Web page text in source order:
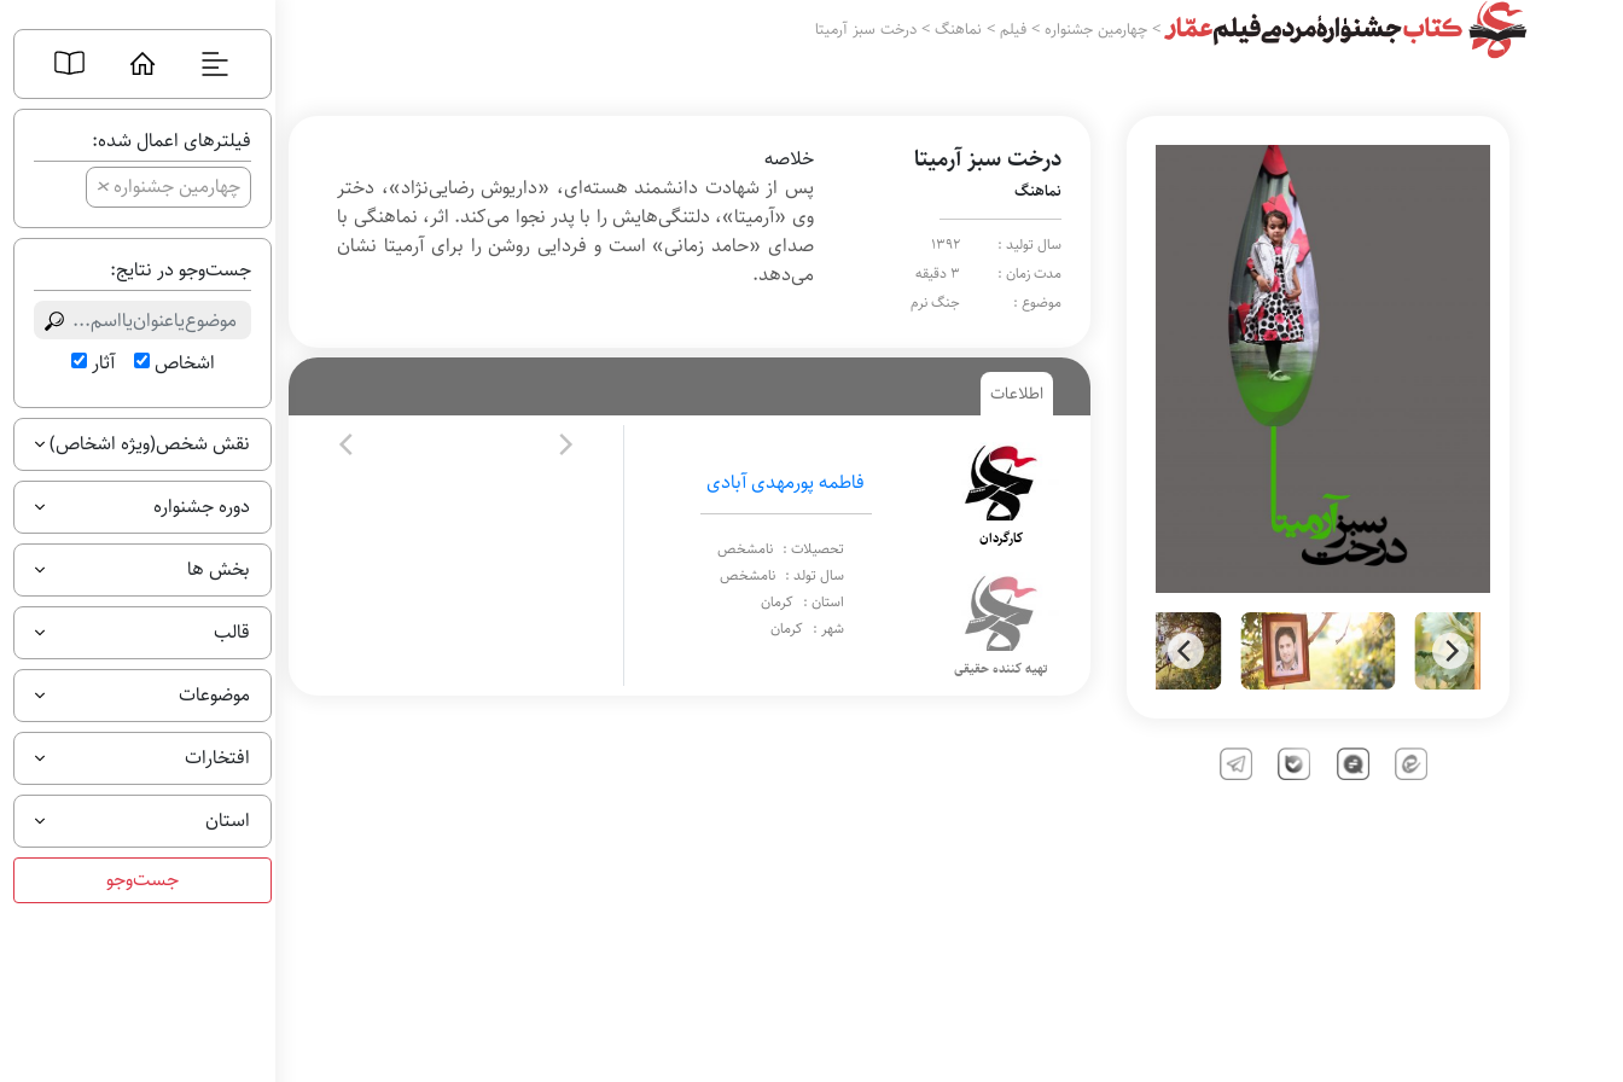
فیلترهای اعمال شده:
چهارمین جشنواره+
جست‌وجو در نتایج:
اشخاص آثار
نقش شخص(ویژه اشخاص)
دوره جشنواره
بخش ها
قالب
موضوعات
افتخارات
استان
>چهارمین جشنواره >فیلم > نماهنگ >درخت سبز آرمیتا
درخت سبز آرمیتا
نماهنگ
سال تولید :
1392
مدت زمان :
3 دقیقه
موضوع :
جنگ نرم
خلاصه
پس از شهادت دانشمند هسته‌ای، «داریوش رضایی‌نژاد»، دختر
وی «آرمیتا»، دلتنگی‌هایش را با پدر نجوا می‌کند. اثر، نماهنگی با
صدای «حامد زمانی» است و فردایی روشن را برای آرمیتا نشان
می‌دهد.
اطلاعات
کارگردان
تهیه کننده حقیقی
فاطمه پورمهدی آبادی
تحصیلات : نامشخص
سال تولد : نامشخص
استان : کرمان
شهر : کرمان